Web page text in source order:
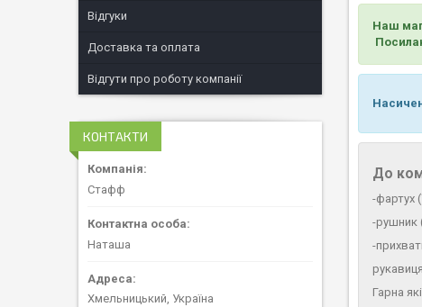
Наш
До
-фартух
-рушник
-
Гарна
Відгуки
Доставка та оплата
Відгути про роботу компанії
КОНТАКТИ
Стафф
Наташа
Хмельницький, Україна